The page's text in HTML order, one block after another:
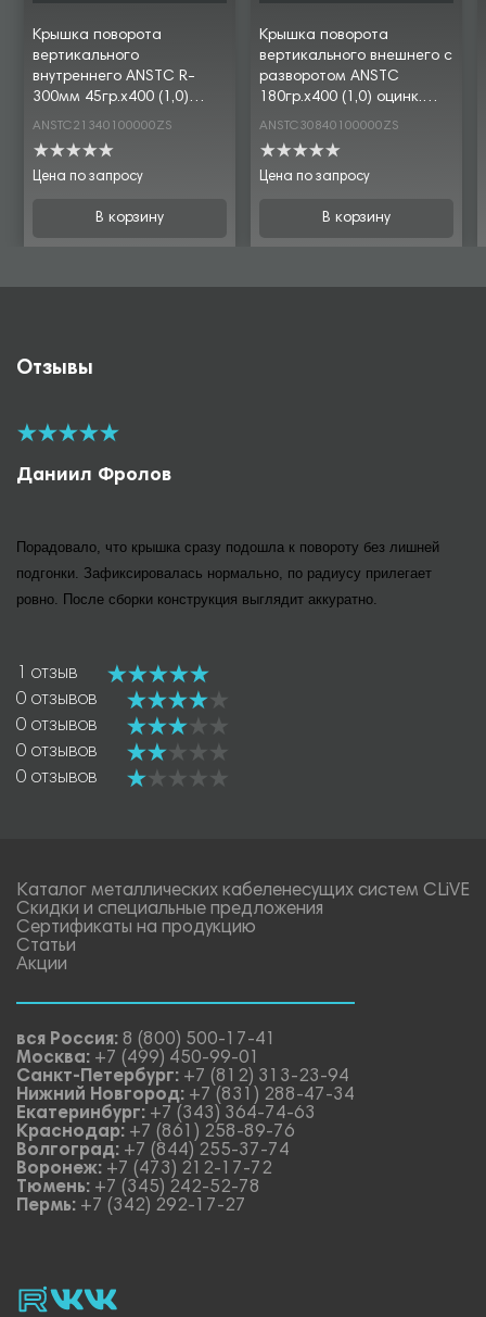
Крышка поворота
вертикального
внутреннего ANSTC R-
300мм 45гр.х400 (1,0)
оцинк. CLIVE
ANSTC21340100000ZS
Цена по запросу
В корзину
Крышка поворота
вертикального внешнего с
разворотом ANSTC
180гр.х400 (1,0) оцинк.
CLIVE
ANSTC30840100000ZS
Цена по запросу
В корзину
Отзывы
Даниил Фролов
Порадовало, что крышка сразу подошла к повороту без лишней
подгонки. Зафиксировалась нормально, по радиусу прилегает
ровно. После сборки конструкция выглядит аккуратно.
1 отзыв
0 отзывов
0 отзывов
0 отзывов
0 отзывов
Каталог металлических кабеленесущих систем CLiVE
Скидки и специальные предложения
Сертификаты на продукцию
Статьи
Акции
вся Россия: 8 (800) 500-17-41
Москва: +7 (499) 450-99-01
Санкт-Петербург: +7 (812) 313-23-94
Нижний Новгород: +7 (831) 288-47-34
Екатеринбург: +7 (343) 364-74-63
Краснодар: +7 (861) 258-89-76
Волгоград: +7 (844) 255-37-74
Воронеж: +7 (473) 212-17-72
Тюмень: +7 (345) 242-52-78
Пермь: +7 (342) 292-17-27
rutubevk_video.
Vk.